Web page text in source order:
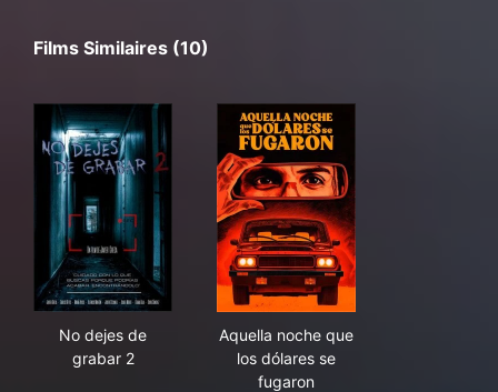
Films Similaires (10)
No dejes de
grabar 2
Aquella noche que
los dólares se
fugaron